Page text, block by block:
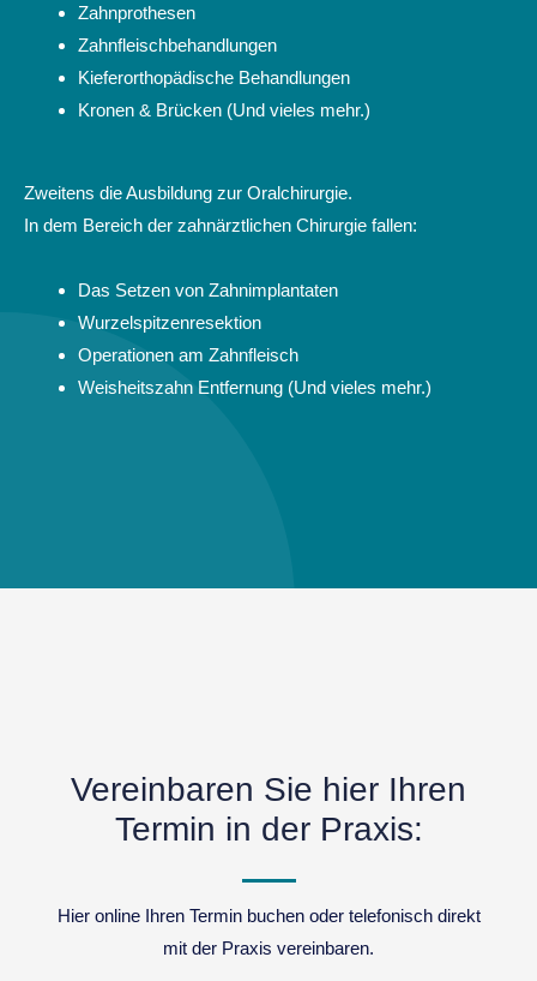
Zahnprothesen
Zahnfleischbehandlungen
Kieferorthopädische Behandlungen
Kronen & Brücken (Und vieles mehr.)
Zweitens die Ausbildung zur Oralchirurgie.
In dem Bereich der zahnärztlichen Chirurgie fallen:
Das Setzen von Zahnimplantaten
Wurzelspitzenresektion
Operationen am Zahnfleisch
Weisheitszahn Entfernung (Und vieles mehr.)
Vereinbaren Sie hier Ihren
Termin in der Praxis:
Hier online Ihren Termin buchen oder telefonisch direkt
mit der Praxis vereinbaren.